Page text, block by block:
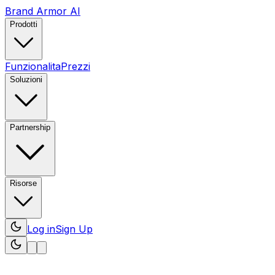
Brand Armor AI
Prodotti
FunzionalitaPrezzi
Soluzioni
Partnership
Risorse
Log inSign Up